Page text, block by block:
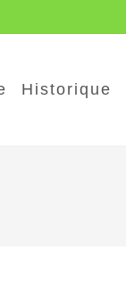
Historique